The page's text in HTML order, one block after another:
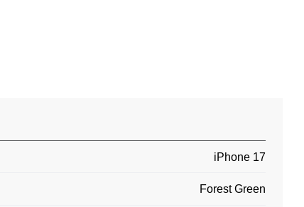
iPhone 17
Forest Green